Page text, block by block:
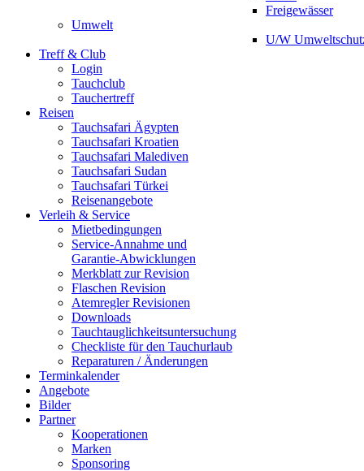
Freigewässer
Umwelt
U/W
Treff & Club
Login
Tauchclub
Tauchertreff
Reisen
Tauchsafari Ägypten
Tauchsafari Kroatien
Tauchsafari Malediven
Tauchsafari Sudan
Tauchsafari Türkei
Reisenangebote
Verleih & Service
Mietbedingungen
Service-Annahme und
Garantie-Abwicklungen
Merkblatt zur Revision
Flaschen Revision
Atemregler Revisionen
Downloads
Tauchtauglichkeitsuntersuchung
Checkliste für den Tauchurlaub
Reparaturen / Änderungen
Terminkalender
Angebote
Bilder
Partner
Kooperationen
Marken
Sponsoring